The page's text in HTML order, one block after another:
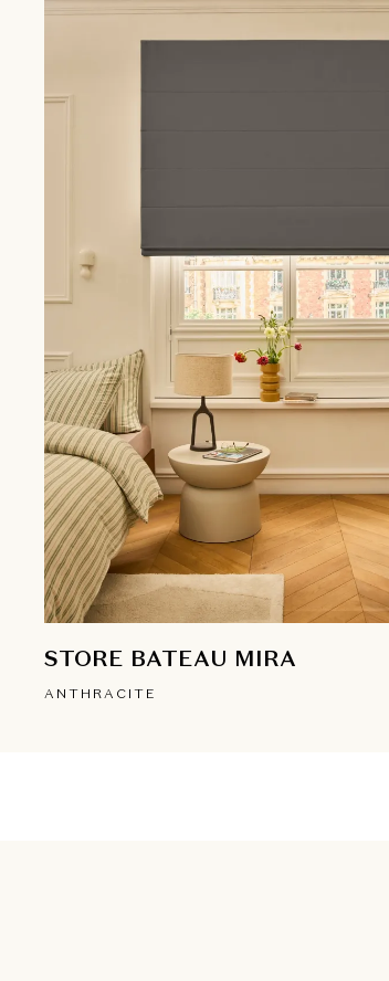
STORE BATEAU MIRA
ANTHRACITE